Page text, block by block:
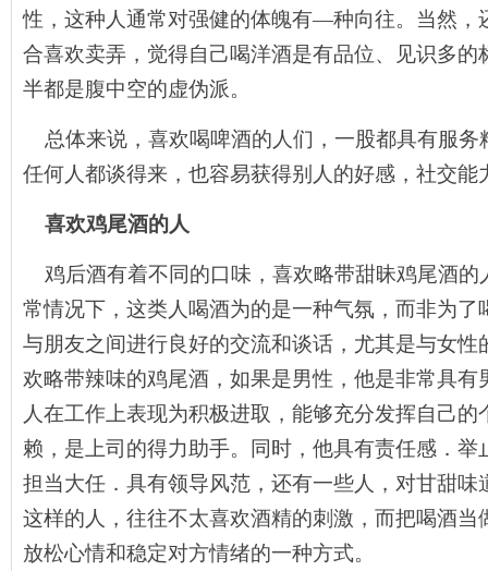
性，这种人通常对强健的体魄有—种向往。当然，
合喜欢卖弄，觉得自己喝洋酒是有品位、见识多的
半都是腹中空的虚伪派。
总体来说，喜欢喝啤酒的人们，一股都具有服
任何人都谈得来，也容易获得别人的好感，社交能
喜欢鸡尾酒的人
鸡后酒有着不同的口味，喜欢略带甜昧鸡尾酒
常情况下，这类人喝酒为的是一种气氛，而非为了
与朋友之间进行良好的交流和谈话，尤其是与女性
欢略带辣味的鸡尾酒，如果是男性，他是非常具有
人在工作上表现为积极进取，能够充分发挥自己的
赖，是上司的得力助手。同时，他具有责任感．举
担当大任．具有领导风范，还有一些人，对甘甜味
这样的人，往往不太喜欢酒精的刺激，而把喝酒当
放松心情和稳定对方情绪的一种方式。